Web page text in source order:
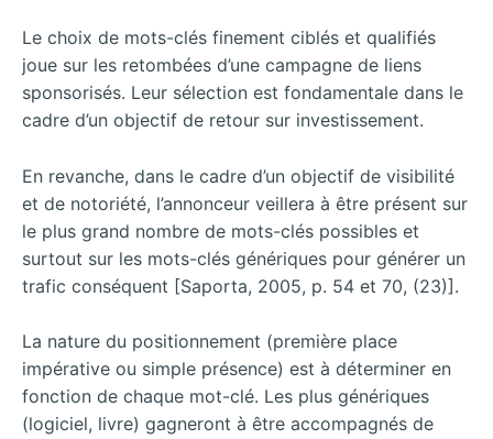
Le choix de mots-clés finement ciblés et qualifiés
joue sur les retombées d’une campagne de liens
sponsorisés. Leur sélection est fondamentale dans le
cadre d’un objectif de retour sur investissement.
En revanche, dans le cadre d’un objectif de visibilité
et de notoriété, l’annonceur veillera à être présent sur
le plus grand nombre de mots-clés possibles et
surtout sur les mots-clés génériques pour générer un
trafic conséquent [Saporta, 2005, p. 54 et 70, (23)].
La nature du positionnement (première place
impérative ou simple présence) est à déterminer en
fonction de chaque mot-clé. Les plus génériques
(logiciel, livre) gagneront à être accompagnés de